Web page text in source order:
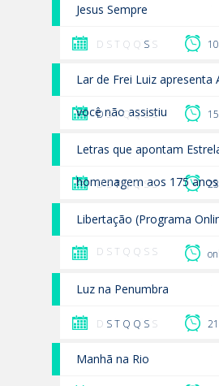
Jesus Sempre
D S T Q Q S S
Lar de Frei Luiz apresenta
você não assistiu
DS T Q Q S S
Letras que apontam
homenagem aos 175
D STQ Q S S
Libertação (Programa
D S T Q Q S S
Luz na Penumbra
D ST Q Q S S
Manhã na Rio